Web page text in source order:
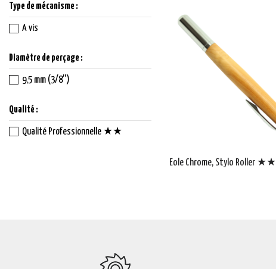
Eole Chrome, Stylo Roller ★★
Type de mécanisme :
A vis
Diamètre de perçage :
9,5 mm (3/8'')
Qualité :
Qualité Professionnelle ★★